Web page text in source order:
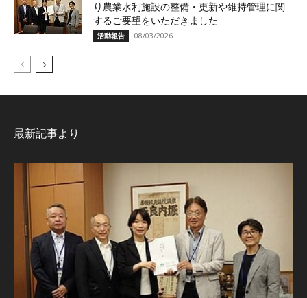
り農業水利施設の整備・更新や維持管理に関
するご要望をいただきました
活動報告 08/03/2026
最新記事より